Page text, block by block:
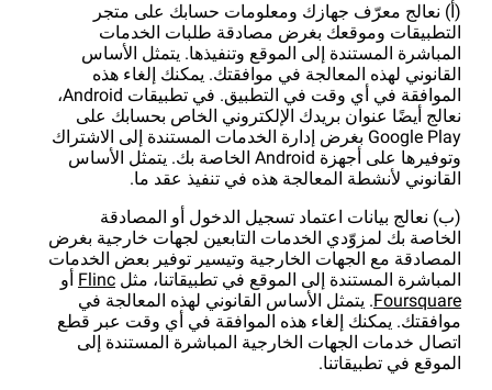
(أ) نعالج معرّف جهازك ومعلومات حسابك على متجر
التطبيقات وموقعك بغرض مصادقة طلبات الخدمات
المباشرة المستندة إلى الموقع وتنفيذها. يتمثل الأساس
القانوني لهذه المعالجة في موافقتك. يمكنك إلغاء هذه
الموافقة في أي وقت في التطبيق. في تطبيقات Android،
نعالج أيضًا عنوان بريدك الإلكتروني الخاص بحسابك على
Google Play بغرض إدارة الخدمات المستندة إلى الاشتراك
وتوفيرها على أجهزة Android الخاصة بك. يتمثل الأساس
القانوني لأنشطة المعالجة هذه في تنفيذ عقد ما.
(ب) نعالج بيانات اعتماد تسجيل الدخول أو المصادقة
الخاصة بك لمزوّدي الخدمات التابعين لجهات خارجية بغرض
المصادقة مع الجهات الخارجية وتيسير توفير بعض الخدمات
المباشرة المستندة إلى الموقع في تطبيقاتنا، مثل
أو
. يتمثل الأساس القانوني لهذه المعالجة في
موافقتك. يمكنك إلغاء هذه الموافقة في أي وقت عبر قطع
اتصال خدمات الجهات الخارجية المباشرة المستندة إلى
الموقع في تطبيقاتنا.